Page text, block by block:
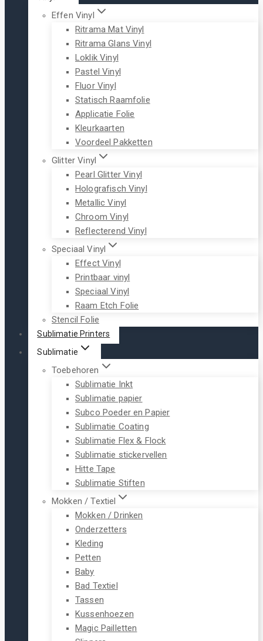
Effen Vinyl
Ritrama Mat Vinyl
Ritrama Glans Vinyl
Loklik Vinyl
Pastel Vinyl
Fluor Vinyl
Statisch Raamfolie
Applicatie Folie
Kleurkaarten
Voordeel Pakketten
Glitter Vinyl
Pearl Glitter Vinyl
Holografisch Vinyl
Metallic Vinyl
Chroom Vinyl
Reflecterend Vinyl
Speciaal Vinyl
Effect Vinyl
Printbaar vinyl
Speciaal Vinyl
Raam Etch Folie
Stencil Folie
Sublimatie Printers
Sublimatie
Toebehoren
Sublimatie Inkt
Sublimatie papier
Subco Poeder en Papier
Sublimatie Coating
Sublimatie Flex & Flock
Sublimatie stickervellen
Hitte Tape
Sublimatie Stiften
Mokken / Textiel
Mokken / Drinken
Onderzetters
Kleding
Petten
Baby
Bad Textiel
Tassen
Kussenhoezen
Magic Pailletten